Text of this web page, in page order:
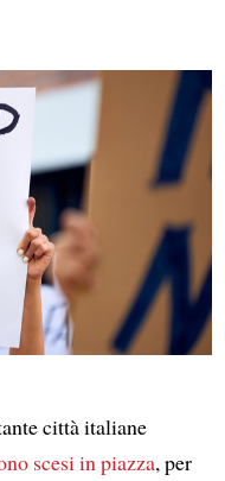
città italiane
scesi in piazza, per